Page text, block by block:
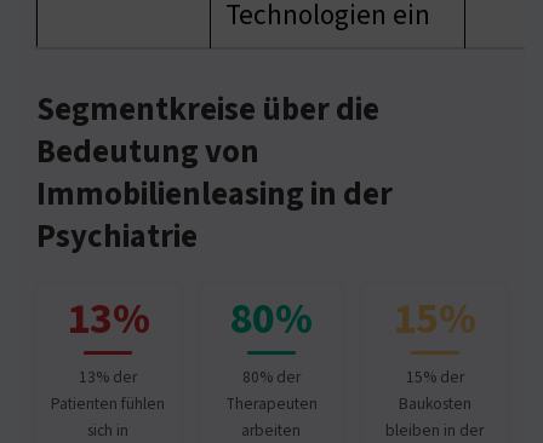
Technologien ein
Segmentkreise über die
Bedeutung von
Immobilienleasing in der
Psychiatrie
13%
13% der
Patienten fühlen
sich in
80%
80% der
Therapeuten
arbeiten
15%
15% der
Baukosten
bleiben in der